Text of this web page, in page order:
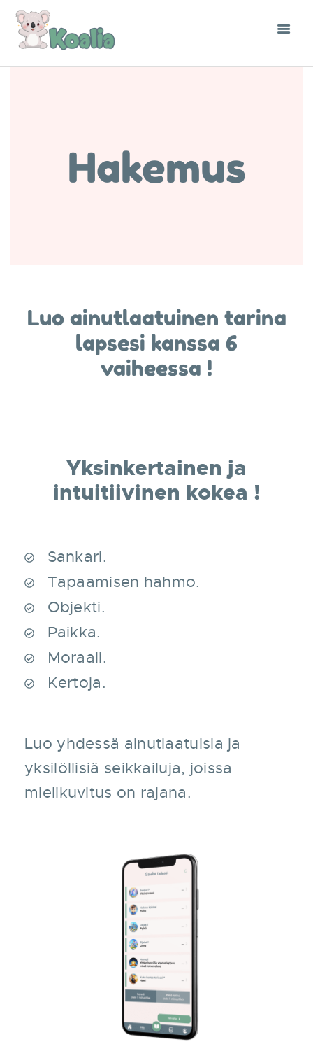
Hakemus
Luo ainutlaatuinen tarina
lapsesi kanssa 6
vaiheessa !
Yksinkertainen ja
intuitiivinen kokea !
Sankari.
Tapaamisen hahmo.
Objekti.
Paikka.
Moraali.
Kertoja.
Luo yhdessä ainutlaatuisia ja
yksilöllisiä seikkailuja, joissa
mielikuvitus on rajana.